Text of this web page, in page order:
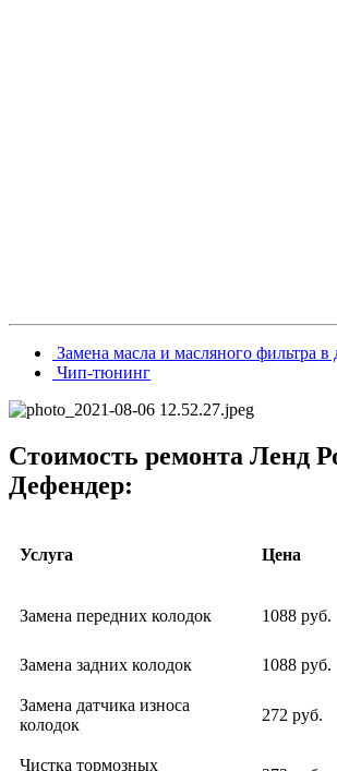
Замена масла и масляного фильтра в
Чип-тюнинг
Стоимость ремонта Ленд
Дефендер:
Услуга Цена
Замена передних колодок 1088 руб.
Замена задних колодок 1088 руб.
Замена датчика износа
колодок
272 руб.
Чистка тормозных